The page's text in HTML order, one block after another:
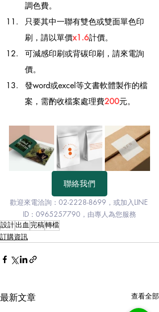
調色費。
只要其中一聯有雙色或雙面單色印
刷，請以單價x1.6計價。
可減感印刷或背碳印刷，請來電詢
價。
發word或excel等文書軟體製作的檔
案，需酌收檔案處理費200元。
聯絡我們
歡迎來電洽詢：02-2228-8699 ，或加入LINE
ID：0965257790，由專人為您服務
設計出血完稿轉檔
訂購資訊
最新文章 查看全部